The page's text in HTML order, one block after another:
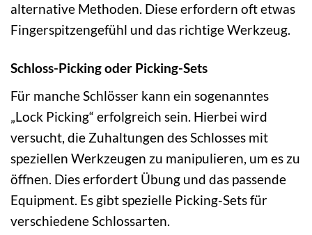
alternative Methoden. Diese erfordern oft etwas
Fingerspitzengefühl und das richtige Werkzeug.
Schloss-Picking oder Picking-Sets
Für manche Schlösser kann ein sogenanntes
„Lock Picking“ erfolgreich sein. Hierbei wird
versucht, die Zuhaltungen des Schlosses mit
speziellen Werkzeugen zu manipulieren, um es zu
öffnen. Dies erfordert Übung und das passende
Equipment. Es gibt spezielle Picking-Sets für
verschiedene Schlossarten.